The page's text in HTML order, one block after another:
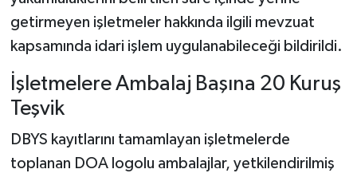
getirmeyen işletmeler hakkında ilgili mevzuat
kapsamında idari işlem uygulanabileceği bildirildi.
İşletmelere Ambalaj Başına 20 Kuruş
Teşvik
DBYS kayıtlarını tamamlayan işletmelerde
toplanan DOA logolu ambalajlar, yetkilendirilmiş